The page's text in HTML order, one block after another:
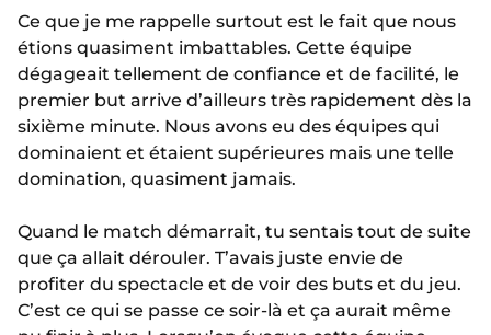
Ce que je me rappelle surtout est le fait que nous
étions quasiment imbattables. Cette équipe
dégageait tellement de confiance et de facilité, le
premier but arrive d’ailleurs très rapidement dès la
sixième minute. Nous avons eu des équipes qui
dominaient et étaient supérieures mais une telle
domination, quasiment jamais.
Quand le match démarrait, tu sentais tout de suite
que ça allait dérouler. T’avais juste envie de
profiter du spectacle et de voir des buts et du jeu.
C’est ce qui se passe ce soir-là et ça aurait même